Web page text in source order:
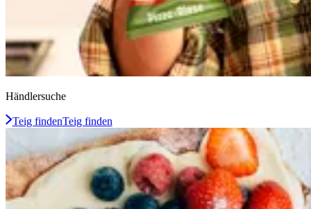
Händlersuche
Teig findenTeig finden